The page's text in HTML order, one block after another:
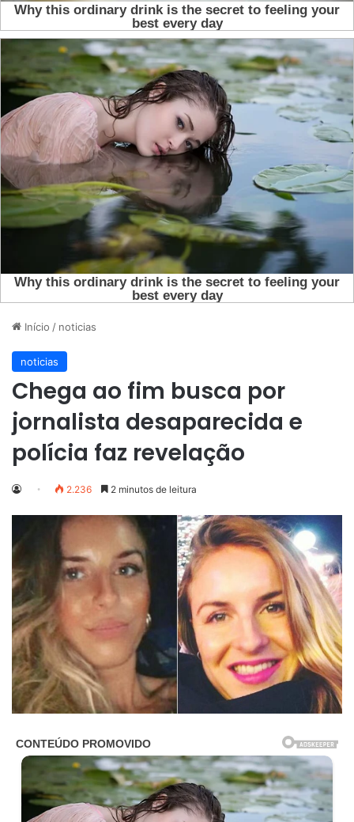
Início / noticias
noticias
Chega ao fim busca por
jornalista desaparecida e
polícia faz revelação
2.236 2 minutos de leitura